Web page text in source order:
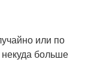
или по
больше